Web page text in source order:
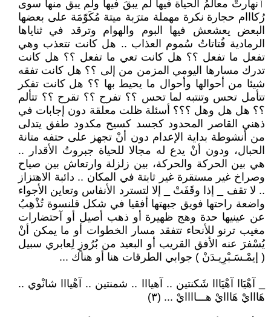
ٱنهارتْ معالمُ الحياة فيها لم يبقَ فيها ولم يبق منها سوى
رُكااام حجارة نكرة مهملة مترَبة ميتة مُكَوّمَة على بعضها
البعض يعشعش فيها البوم والهوام وترقد في ثناياها
الرمادية فُتاتاتُ سُموم العذاب .. هل كانت تتعذب وهي
تفعل ما تفعل ؟؟ هل كانت تعي ما تفعل ؟؟ هل كانت
تدرك مسارها اليومي المزمن من إلى ؟؟ هل كانت تفقه
شيئا من أحوالها وأحوال ما يحيط بها ؟؟ هل كانت تفكر
تتأمل تحس وتنتبه لما تحس ؟؟ تفرح ؟؟ تقرح ؟؟ تتألم
؟؟ هل هل وهل ؟؟؟ أسئلة ظلت معلقة دون إجابات في
ذهني القاصر المحدود كجسد كسيح مكدود طفق يتدلى
من أنشوطة بداية الإعدام دون أنْ تجهز على حتفه متانة
الحبال، ودون أنْ يدع له مجالا للحياة جبروتُ الأقدار ..
هي بين الحركة والحركة، بين زلزلة وارتعاش بين صياح
وصراخ غير مستقرة غير ثابتة في المكان .. دائبة الاهتزاز
.. لا تقف _ إذا وقَفَتْ _ إلا لتسترد الأنفاس وتعاين الأجواء
واضعة راحتها فويق جبهتها أفقيا في شكل قلنسوة تُذْهِبُ
عن عينيها حدة وهج ظهيرة أو ذهب أصيل أو آحتضارات
مغيب ترنو للأنحاء تتفقد مسار الخطوات أو ما يمكن أنْ
يُسْفرَ عنه الأفق القريب أو البعيد من بُرُوزٍ لِعابري سبيل
( إيمْـسَـبْرِيـدَنْ ) جوابي الطرقات هنا أو هناك ...
_ آهْيَاا آهْيَااا شَكنتين .. آهيااا .. شمنتين .. آهْيااا شانْوي ..
هَااايْ هَااايْ هـــاااايْ ... (٣)